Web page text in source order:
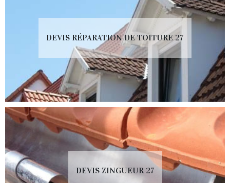
DEVIS RÉPARATION DE TOITURE 27
DEVIS ZINGUEUR 27